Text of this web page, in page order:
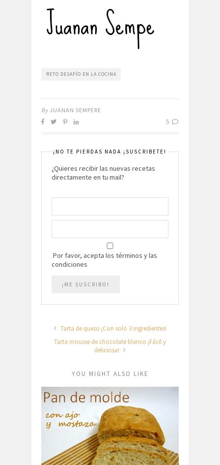
RETO DESAFÍO EN LA COCINA
By JUANAN SEMPERE
5
¡NO TE PIERDAS NADA ¡SUSCRIBETE!
¿Quieres recibir las nuevas recetas
directamente en tu mail?
Por favor, acepta los términos y las
condiciones
Tarta de queso ¡Con solo 3 ingredientes!
Tarta mousse de chocolate blanco ¡Fácil y
deliciosa!
YOU MIGHT ALSO LIKE